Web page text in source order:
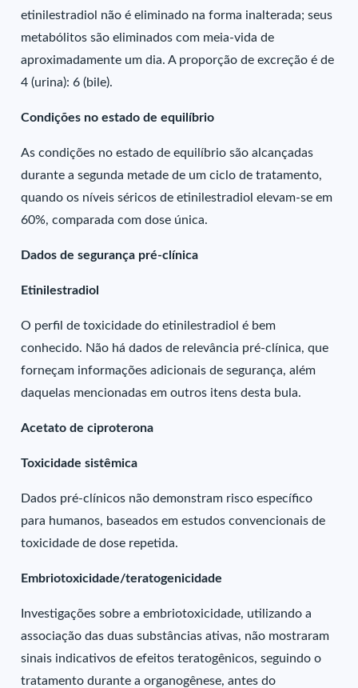
etinilestradiol não é eliminado na forma inalterada; seus
metabólitos são eliminados com meia-vida de
aproximadamente um dia. A proporção de excreção é de
4 (urina): 6 (bile).
Condições no estado de equilíbrio
As condições no estado de equilíbrio são alcançadas
durante a segunda metade de um ciclo de tratamento,
quando os níveis séricos de etinilestradiol elevam-se em
60%, comparada com dose única.
Dados de segurança pré-clínica
Etinilestradiol
O perfil de toxicidade do etinilestradiol é bem
conhecido. Não há dados de relevância pré-clínica, que
forneçam informações adicionais de segurança, além
daquelas mencionadas em outros itens desta bula.
Acetato de ciproterona
Toxicidade sistêmica
Dados pré-clínicos não demonstram risco específico
para humanos, baseados em estudos convencionais de
toxicidade de dose repetida.
Embriotoxicidade/teratogenicidade
Investigações sobre a embriotoxicidade, utilizando a
associação das duas substâncias ativas, não mostraram
sinais indicativos de efeitos teratogênicos, seguindo o
tratamento durante a organogênese, antes do